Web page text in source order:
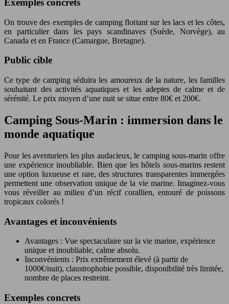
Exemples concrets
On trouve des exemples de camping flottant sur les lacs et les côtes,
en particulier dans les pays scandinaves (Suède, Norvège), au
Canada et en France (Camargue, Bretagne).
Public cible
Ce type de camping séduira les amoureux de la nature, les familles
souhaitant des activités aquatiques et les adeptes de calme et de
sérénité. Le prix moyen d’une nuit se situe entre 80€ et 200€.
Camping Sous-Marin : immersion dans le
monde aquatique
Pour les aventuriers les plus audacieux, le camping sous-marin offre
une expérience inoubliable. Bien que les hôtels sous-marins restent
une option luxueuse et rare, des structures transparentes immergées
permettent une observation unique de la vie marine. Imaginez-vous
vous réveiller au milieu d’un récif corallien, entouré de poissons
tropicaux colorés !
Avantages et inconvénients
Avantages : Vue spectaculaire sur la vie marine, expérience
unique et inoubliable, calme absolu.
Inconvénients : Prix extrêmement élevé (à partir de
1000€/nuit), claustrophobie possible, disponibilité très limitée,
nombre de places restreint.
Exemples concrets